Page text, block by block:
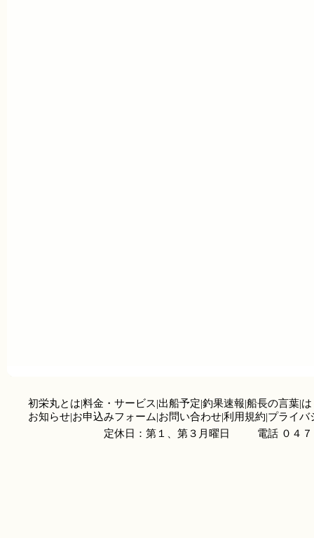
初栄丸とは|料金・サービス|出船予定|釣果速報|船長の言葉|
お知らせ|お申込みフォーム|お問い合わせ|利用規約|プライバ
定休日：第１、第３月曜日
電話 ０４